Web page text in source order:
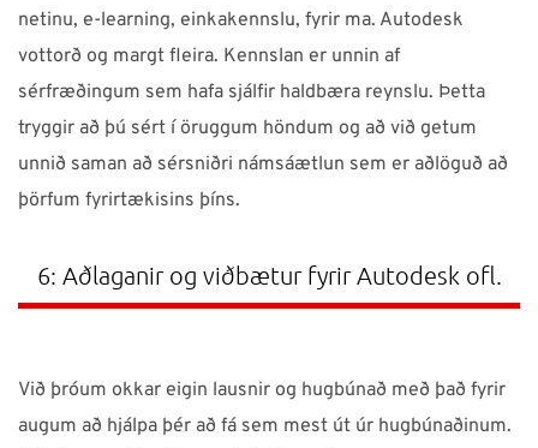
netinu, e-learning, einkakennslu, fyrir ma. Autodesk
vottorð og margt fleira. Kennslan er unnin af
sérfræðingum sem hafa sjálfir haldbæra reynslu. Þetta
tryggir að þú sért í öruggum höndum og að við getum
unnið saman að sérsniðri námsáætlun sem er aðlöguð að
þörfum fyrirtækisins þíns.
6: Aðlaganir og viðbætur fyrir Autodesk ofl.
Við þróum okkar eigin lausnir og hugbúnað með það fyrir
augum að hjálpa þér að fá sem mest út úr hugbúnaðinum.